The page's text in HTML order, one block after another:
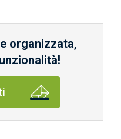
organizzata,